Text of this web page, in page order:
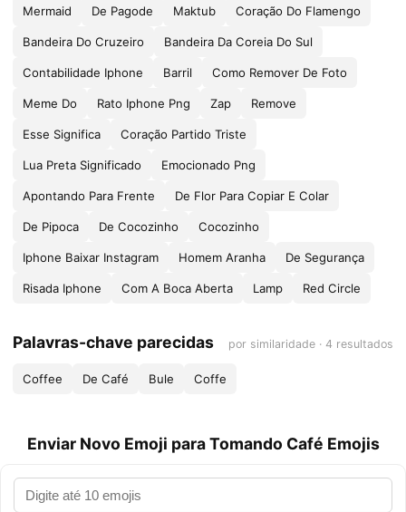
Mermaid De Pagode Maktub Coração Do Flamengo
Bandeira Do Cruzeiro Bandeira Da Coreia Do Sul
Contabilidade Iphone Barril Como Remover De Foto
Meme Do Rato Iphone Png Zap Remove
Esse Significa Coração Partido Triste
Lua Preta Significado Emocionado Png
Apontando Para Frente De Flor Para Copiar E Colar
De Pipoca De Cocozinho Cocozinho
Iphone Baixar Instagram Homem Aranha De Segurança
Risada Iphone Com A Boca Aberta Lamp Red Circle
Palavras-chave parecidas por similaridade · 4 resultados
Coffee De Café Bule Coffe
Enviar Novo Emoji para Tomando Café Emojis